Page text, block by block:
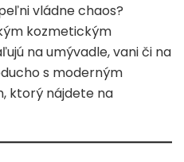
vládne chaos?
kozmetickým
na umývadle, vani či na
s moderným
ktorý nájdete na